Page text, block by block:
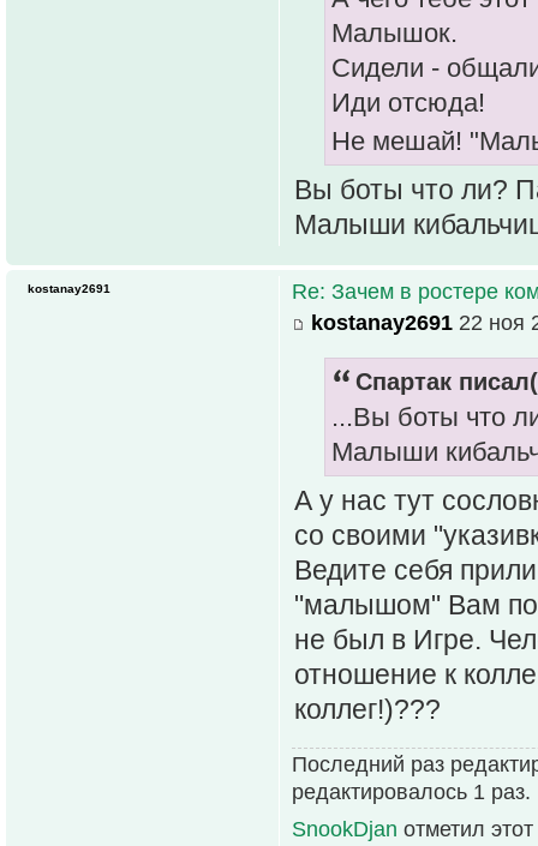
Малышок.
Сидели -
Иди отсюда!
Не мешай!
Вы боты что ли?
Малыши
Re: Зачем в ростере
kostanay2691 22 ноя
Спартак
...Вы боты что
Малыши
А у нас тут
со своими
Ведите себя
"малышом" Вам
не был в Игре.
отношение к
коллег!)???
Последний раз
редактировалось 1 раз.
SnookDjan отметил
kostanay2691